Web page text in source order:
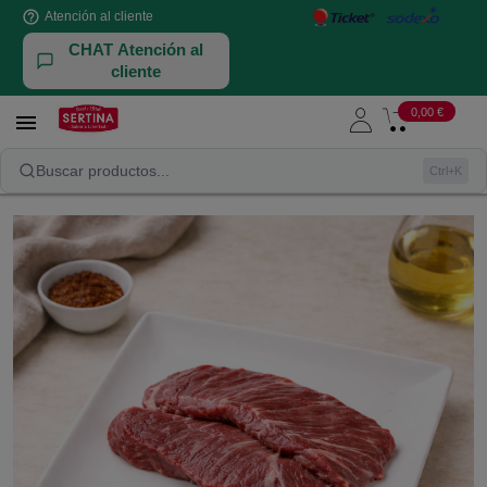
help_outline Atención al cliente
CHAT Atención al
cliente
 0,00 €
Buscar productos... Ctrl+K
Entraña de ternera entera - (500 gramos aprox)